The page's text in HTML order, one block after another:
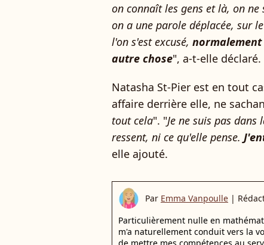
on connaît les gens et là, on
on a une parole déplacée, sur
l'on s'est excusé,
autre chose", a-t-elle déclaré.
Natasha St-Pier est en tout
affaire derrière elle, ne
tout cela". "Je ne suis pas dans
ressent, ni ce qu'elle pense.
elle ajouté.
Par Emma Vanpoulle |
Particulièrement nulle en
m'a naturellement conduit vers la